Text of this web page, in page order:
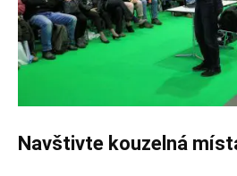
Navštivte kouzelná